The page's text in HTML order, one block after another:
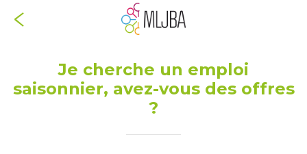
Je cherche un emploi
saisonnier, avez-vous des offres
?